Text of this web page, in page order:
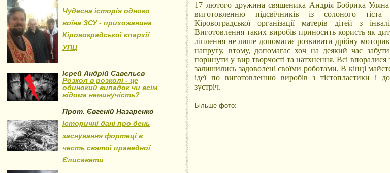
Чудесна історія одного
воїна ЗСУ - прихожанина
Кіровоградської єпархії
УПЦ
Ієрей Андрій Савельєв
Розкол в розколі - це
одинокий випадок чи всім
відома неминучість?
Прот. Євгеній Назаренко
Історичні дані про день
заснування фортеці в
честь святої праведної
Єлисавети
17 лютого дружина священика Андрія Бобрика
виготовленню підсвічників із солоного
Кіровоградської організації матерів дітей з
Виготовлення таких виробів приносить користь як
ліплення не лише допомагає розвивати дрібну
напругу, втому, допомагає хоч на деякий час
поринути у вир творчості та натхнення. Всі впоралися
залишились задоволені своїми роботами. В кінці
ідеї по виготовленню виробів з тістопластики і
зустріч.
Більше фото: